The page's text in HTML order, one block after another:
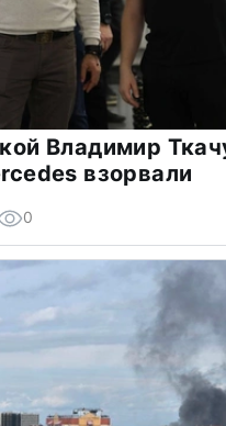
Владимир
взорвали
0